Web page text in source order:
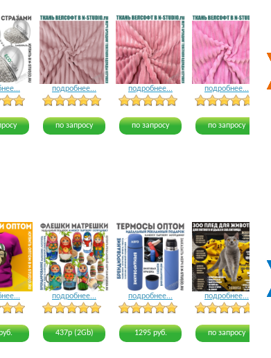
5 голосов
подробнее...
12 голосов
по запросу
подробнее...
8 голосов
по запросу
подробнее...
по запросу
24 голоса
подробнее...
17 голосов
437р (2Gb)
подробнее...
21 голос
1295 руб.
подробнее...
по запросу